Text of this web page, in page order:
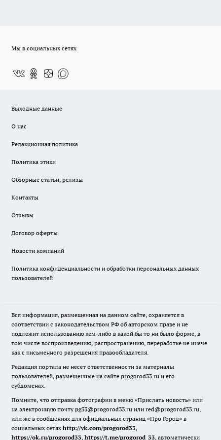
Мы в социальных сетях
Выходные данные
О нас
Редакционная политика
Политика этики
Обзорные статьи, релизы
Контакты
Отзывы
Договор оферты
Новости компаний
Политика конфиденциальности и обработки персональных данных
пользователей
Вся информация, размещенная на данном сайте, охраняется в
соответствии с законодательством РФ об авторском праве и не
подлежит использованию кем-либо в какой бы то ни было форме, в
том числе воспроизведению, распространению, переработке не иначе
как с письменного разрешения правообладателя.
Редакция портала не несет ответственности за материалы
пользователей, размещенные на сайте progorod33.ru и его
субдоменах.
Помните, что отправка фотографии в меню «Прислать новость» или
на электронную почту pg33@progorod33.ru или red@progorod33.ru,
или же в сообщениях для официальных страниц «Про Город» в
социальных сетях http://vk.com/progorod33,
https://ok.ru/progorod33, https://t.me/progorod_33, автоматически